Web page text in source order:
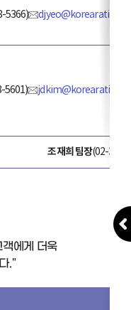
5366)
5601)
조재희 팀장(02-368-
객에게 더욱
."